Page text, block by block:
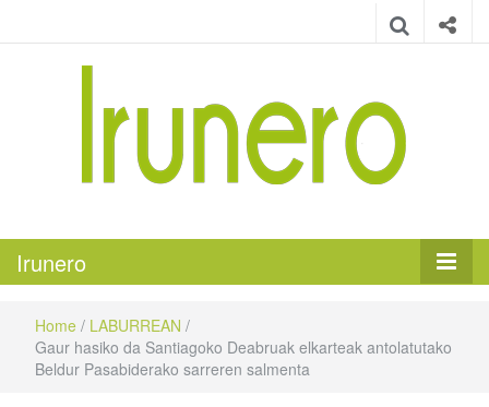
Irunero
Home / LABURREAN /
Gaur hasiko da Santiagoko Deabruak elkarteak antolatutako
Beldur Pasabiderako sarreren salmenta